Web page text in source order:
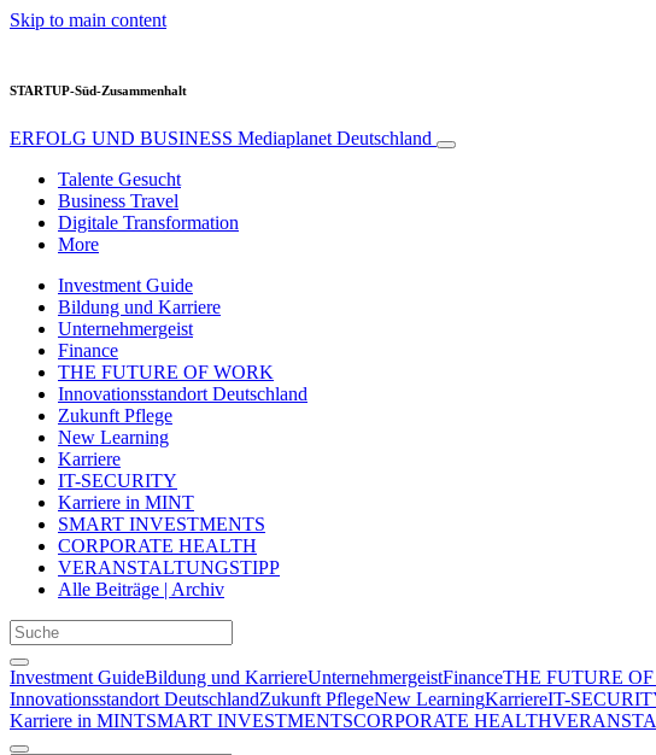
Skip to main content
STARTUP-Süd-Zusammenhalt
ERFOLG UND BUSINESS Mediaplanet Deutschland
Talente Gesucht
Business Travel
Digitale Transformation
More
Investment Guide
Bildung und Karriere
Unternehmergeist
Finance
THE FUTURE OF WORK
Innovationsstandort Deutschland
Zukunft Pflege
New Learning
Karriere
IT-SECURITY
Karriere in MINT
SMART INVESTMENTS
CORPORATE HEALTH
VERANSTALTUNGSTIPP
Alle Beiträge | Archiv
Investment GuideBildung und KarriereUnternehmergeistFinanceTHE FUTURE
Innovationsstandort DeutschlandZukunft PflegeNew LearningKarriereIT-
Karriere in MINTSMART INVESTMENTSCORPORATE HEALTH